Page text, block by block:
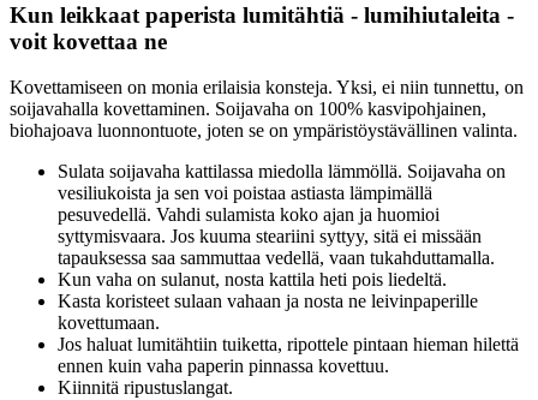
Kun leikkaat paperista lumitähtiä - lumihiutaleita -
voit kovettaa ne
Kovettamiseen on monia erilaisia konsteja. Yksi, ei niin tunnettu, on
soijavahalla kovettaminen. Soijavaha on 100% kasvipohjainen,
biohajoava luonnontuote, joten se on ympäristöystävällinen valinta.
Sulata soijavaha kattilassa miedolla lämmöllä. Soijavaha on
vesiliukoista ja sen voi poistaa astiasta lämpimällä
pesuvedellä. Vahdi sulamista koko ajan ja huomioi
syttymisvaara. Jos kuuma steariini syttyy, sitä ei missään
tapauksessa saa sammuttaa vedellä, vaan tukahduttamalla.
Kun vaha on sulanut, nosta kattila heti pois liedeltä.
Kasta koristeet sulaan vahaan ja nosta ne leivinpaperille
kovettumaan.
Jos haluat lumitähtiin tuiketta, ripottele pintaan hieman hilettä
ennen kuin vaha paperin pinnassa kovettuu.
Kiinnitä ripustuslangat.